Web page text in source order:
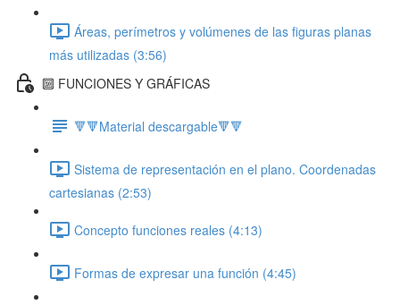
Áreas, perímetros y volúmenes de las figuras planas
más utilizadas (3:56)
🔟 FUNCIONES Y GRÁFICAS
🔻🔻Material descargable🔻🔻
Sistema de representación en el plano. Coordenadas
cartesianas (2:53)
Concepto funciones reales (4:13)
Formas de expresar una función (4:45)